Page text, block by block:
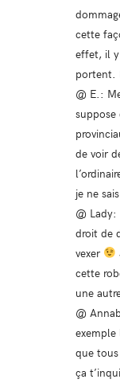
cette
effet, il
portent.
@ E.:
suppose
de voir
je ne
@
droit de
vexer
cette
une
@
exemple
que
ça